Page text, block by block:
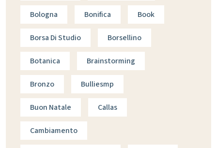
Bologna Bonifica Book
Borsa Di Studio Borsellino
Botanica Brainstorming
Bronzo Bulliesmp
Buon Natale Callas
Cambiamento